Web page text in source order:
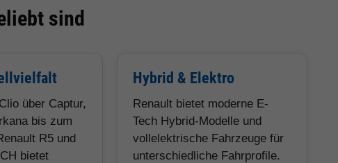
sind
über Captur,
bis zum
R5 und
bietet
Hybrid & Elektro
Renault bietet moderne E-
Tech Hybrid-Modelle und
vollelektrische Fahrzeuge für
unterschiedliche Fahrprofile.